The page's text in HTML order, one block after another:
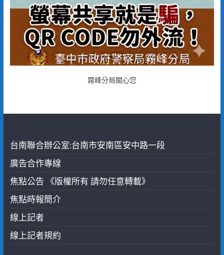
霧峰分局關心您
台南聯合辦公室:台南市安南區安中路一段
廣告合作專線
焦點公告 《版權所有 請勿任意轉載》
焦點時報簡介
線上記者
線上記者規約